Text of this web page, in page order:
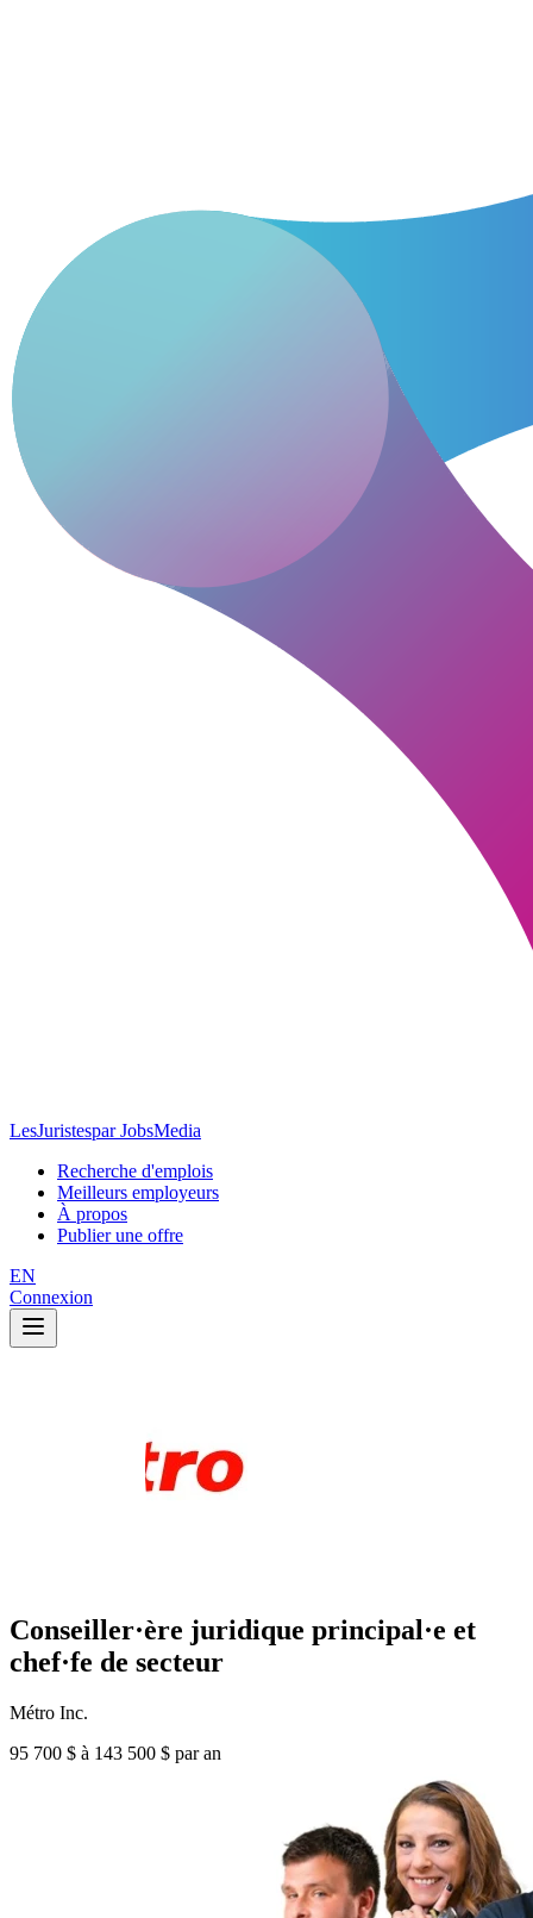
LesJuristespar JobsMedia
Recherche d'emplois
Meilleurs employeurs
À propos
Publier une offre
EN
Connexion
Conseiller·ère juridique principal·e et
chef·fe de secteur
Métro Inc.
95 700 $ à 143 500 $ par an